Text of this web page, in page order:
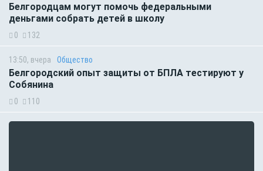
Белгородцам могут помочь федеральными
деньгами собрать детей в школу
0 132
13:50, вчера Общество
Белгородский опыт защиты от БПЛА тестируют у
Собянина
0 110